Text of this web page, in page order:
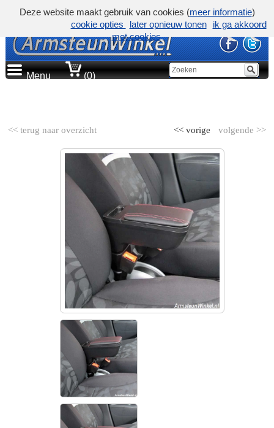
Menu (0)
<< terug naar overzicht volgende >>
<< vorige
Deze website maakt gebruik van cookies (meer informatie)
cookie opties
later opnieuw tonen
ik ga akkoord
met cookies